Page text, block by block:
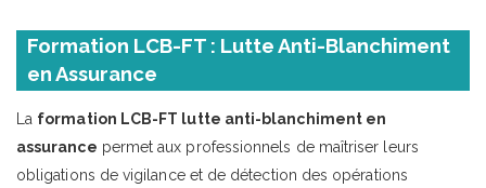
Formation LCB-FT : Lutte Anti-Blanchiment
en Assurance
La formation LCB-FT lutte anti-blanchiment en
assurance permet aux professionnels de maîtriser leurs
obligations de vigilance et de détection des opérations